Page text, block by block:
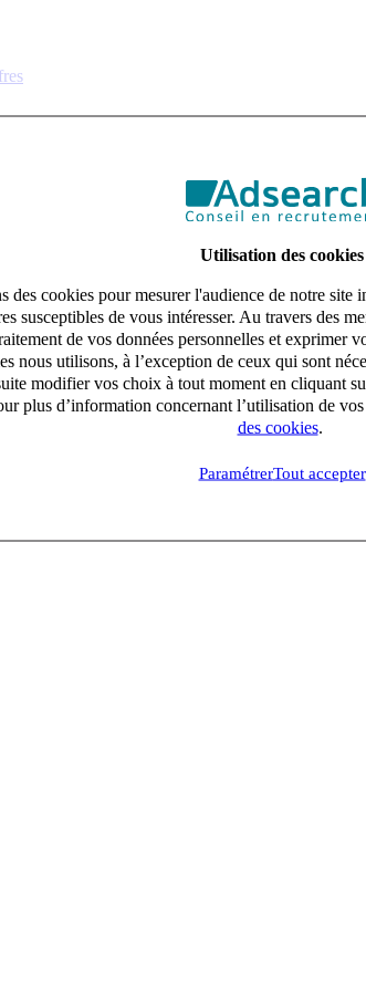
Utilisation des cookies
des cookies pour mesurer l'audience de notre site
susceptibles de vous intéresser. Au travers des
de vos données personnelles et exprimer
nous utilisons, à l’exception de ceux qui sont
modifier vos choix à tout moment en cliquant
plus d’information concernant l’utilisation de
des cookies.
ParamétrerTout accepter